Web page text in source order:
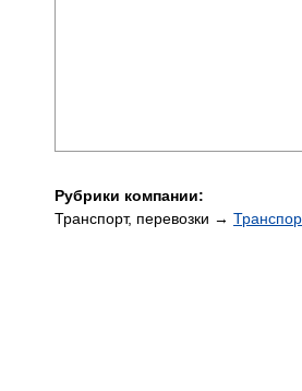
Рубрики компании:
Транспорт, перевозки →